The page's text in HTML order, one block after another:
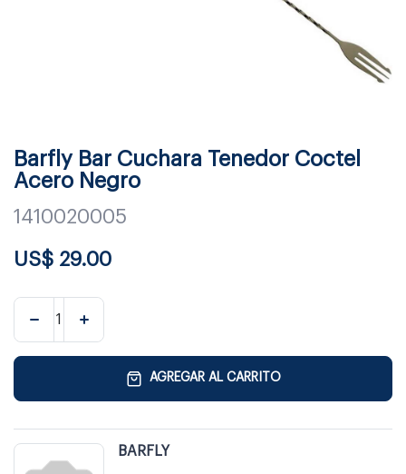
Barfly Bar Cuchara Tenedor Coctel
Acero Negro
1410020005
US$ 29.00
AGREGAR AL CARRITO
BARFLY